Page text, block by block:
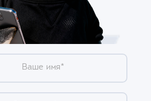
Ваше имя*